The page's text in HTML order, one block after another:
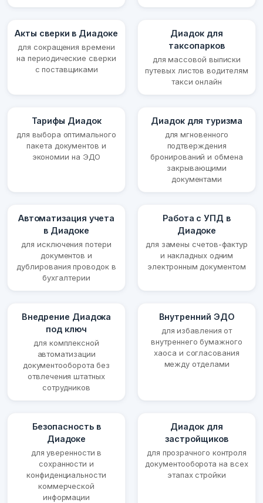
Акты сверки в Диадоке
для сокращения времени
на периодические сверки
с поставщиками
Диадок для
таксопарков
для массовой выписки
путевых листов водителям
такси онлайн
Тарифы Диадок
для выбора оптимального
пакета документов и
экономии на ЭДО
Диадок для туризма
для мгновенного
подтверждения
бронирований и обмена
закрывающими
документами
Автоматизация учета
в Диадоке
для исключения потери
документов и
дублирования проводок в
бухгалтерии
Работа с УПД в
Диадоке
для замены счетов-фактур
и накладных одним
электронным документом
Внедрение Диадока
под ключ
для комплексной
автоматизации
документооборота без
отвлечения штатных
сотрудников
Внутренний ЭДО
для избавления от
внутреннего бумажного
хаоса и согласования
между отделами
Безопасность в
Диадоке
для уверенности в
сохранности и
конфиденциальности
коммерческой
информации
Диадок для
застройщиков
для прозрачного контроля
документооборота на всех
этапах стройки